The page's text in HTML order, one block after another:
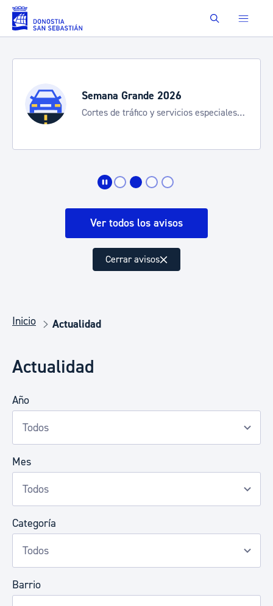
Saltar al contenido principal Buscar
Semana Grande 2026
Cortes de tráfico y servicios especiales
Ver todos los avisos
Cerrar avisos
Inicio Actualidad
Actualidad
Año
Mes
Categoría
Barrio